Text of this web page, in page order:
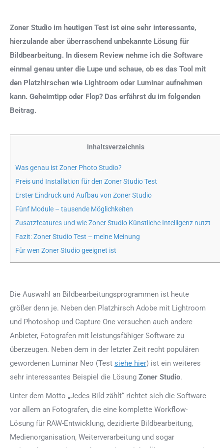
Zoner Studio im heutigen Test ist eine sehr interessante,
hierzulande aber überraschend unbekannte Lösung für
Bildbearbeitung. In diesem Review nehme ich die Software
einmal genau unter die Lupe und schaue, ob es das Tool mit
den Platzhirschen wie Lightroom oder Luminar aufnehmen
kann. Geheimtipp oder Flop? Das erfährst du im folgenden
Beitrag.
Inhaltsverzeichnis
Was genau ist Zoner Photo Studio?
Preis und Installation für den Zoner Studio Test
Erster Eindruck und Aufbau von Zoner Studio
Fünf Module – tausende Möglichkeiten
Zusatzfeatures und wie Zoner Studio Künstliche Intelligenz nutzt
Fazit: Zoner Studio Test – meine Meinung
Für wen Zoner Studio geeignet ist
Die Auswahl an Bildbearbeitungsprogrammen ist heute
größer denn je. Neben den Platzhirsch Adobe mit Lightroom
und Photoshop und Capture One versuchen auch andere
Anbieter, Fotografen mit leistungsfähiger Software zu
überzeugen. Neben dem in der letzter Zeit recht populären
gewordenen Luminar Neo (Test siehe hier) ist ein weiteres
sehr interessantes Beispiel die Lösung Zoner Studio.
Unter dem Motto „Jedes Bild zählt“ richtet sich die Software
vor allem an Fotografen, die eine komplette Workflow-
Lösung für RAW-Entwicklung, dezidierte Bildbearbeitung,
Medienorganisation, Weiterverarbeitung und sogar